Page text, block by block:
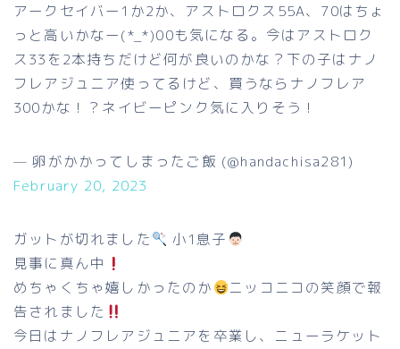
アークセイバー1か2か、アストロクス55A、70はちょ
っと高いかなー(*_*)00も気になる。今はアストロク
ス33を2本持ちだけど何が良いのかな？下の子はナノ
フレアジュニア使ってるけど、買うならナノフレア
300かな！？ネイビーピンク気に入りそう！
— 卵がかかってしまったご飯 (@handachisa281)
February 20, 2023
ガットが切れました
小1息子
見事に真ん中
めちゃくちゃ嬉しかったのか
ニッコニコの笑顔で報
告されました
今日はナノフレアジュニアを卒業し、ニューラケット